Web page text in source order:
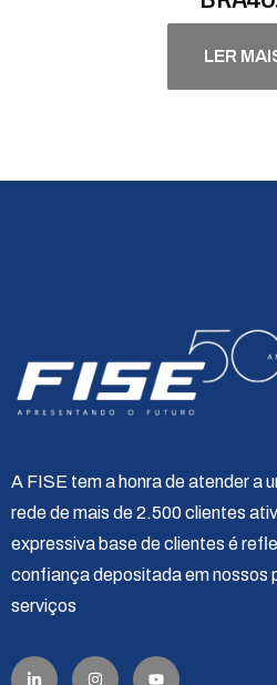
LER
A FISE tem a honra de atender a
rede de mais de 2.500 clientes
expressiva base de clientes é
confiança depositada em nossos
serviços